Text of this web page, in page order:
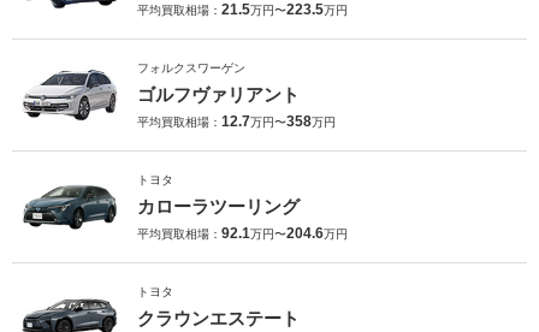
平均買取相場： 21.5万円〜223.5万円
フォルクスワーゲン
ゴルフヴァリアント
平均買取相場： 12.7万円〜358万円
トヨタ
カローラツーリング
平均買取相場： 92.1万円〜204.6万円
トヨタ
クラウンエステート